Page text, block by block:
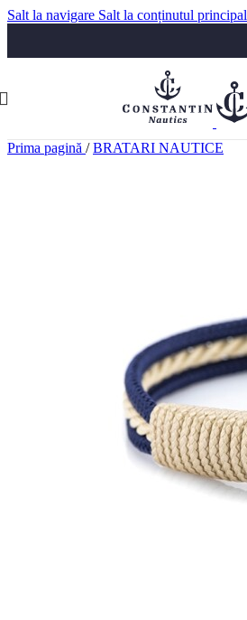
Salt la navigare Salt la conținutul principal
Luni-Vineri: 09:30-17:30
comenzi@constantinnautics.ro
Prima pagină / BRATARI NAUTICE